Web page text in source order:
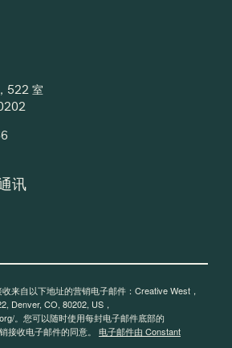
522 室
讯
来自以下地址的营销电子邮件：Creative West，
Denver, CO, 80202, US，
。您可以随时使用每封电子邮件底部的
接收电子邮件的同意。 电子邮件由 Constant